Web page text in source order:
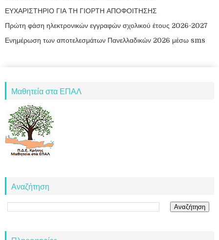
ΕΥΧΑΡΙΣΤΗΡΙΟ ΓΙΑ ΤΗ ΓΙΟΡΤΗ ΑΠΟΦΟΙΤΗΣΗΣ
Πρώτη φάση ηλεκτρονικών εγγραφών σχολικού έτους 2026-2027
Ενημέρωση των αποτελεσμάτων Πανελλαδικών 2026 μέσω sms
Μαθητεία στα ΕΠΑΛ
Αναζήτηση